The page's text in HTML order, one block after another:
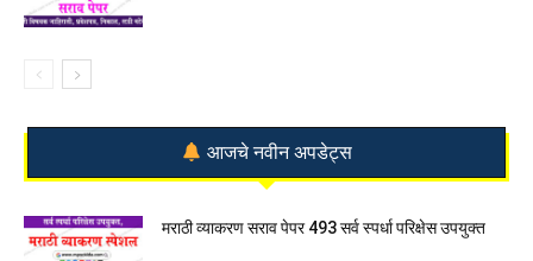
आजचे नवीन अपडेट्स
मराठी व्याकरण सराव पेपर 493 सर्व स्पर्धा परिक्षेस उपयुक्त